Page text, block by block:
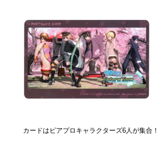
カードはピアプロキャラクターズ6人が集合！